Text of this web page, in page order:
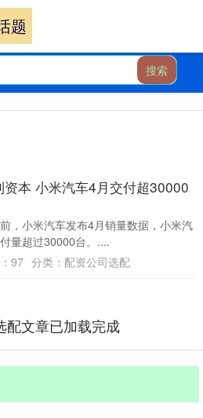
搜索
题
资本 小米汽车4月交付超30000
，小米汽车发布4月销量数据，小米汽
量超过30000台。....
97 分类： 配资公司选配
配文章已加载完成